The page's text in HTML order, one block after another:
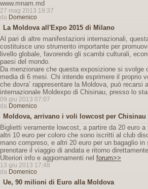
www.mnam.md
27 mag 2013 19:37
da Domenico
La Moldova all'Expo 2015 di Milano
Al pari di altre manifestazioni internazionali,
costituisce uno strumento importante per
livello globale, favorendo gli scambi culturali,
paesi del mondo.
Da menzionare che questa exposizione si svolge
media di 6 mesi. Chi intende esprimere il proprio
che dovra’ rappresentare la Moldova, può recarsi
internazionale Moldexpo di Chisinau, presso lo
09 giu 2013 07:07
da Domenico
Moldova, arrivano i voli lowcost per
Biglietti veramente lowcost, a partire da 20 euro
altri 10 euro per coloro che sono iscritti al club
mano compreso, e altri 20 euro per un bagaglio
prenotare il viaggio di andata e ritorno
Ulteriori info e aggiornamenti nel forum>>
13 giu 2013 17:48
da Domenico
Ue, 90 milioni di Euro alla Moldova